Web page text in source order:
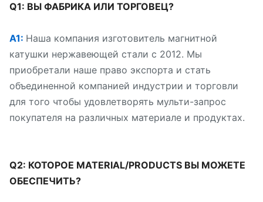
Q1: ВЫ ФАБРИКА ИЛИ ТОРГОВЕЦ?
A1: Наша компания изготовитель магнитной
катушки нержавеющей стали с 2012. Мы
приобретали наше право экспорта и стать
объединенной компанией индустрии и торговли
для того чтобы удовлетворять мульти-запрос
покупателя на различных материале и продуктах.
Q2: КОТОРОЕ MATERIAL/PRODUCTS ВЫ МОЖЕТЕ
ОБЕСПЕЧИТЬ?